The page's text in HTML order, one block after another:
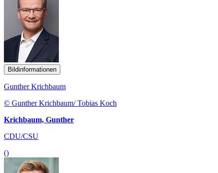
Bildinformationen
Gunther Krichbaum
© Gunther Krichbaum/ Tobias Koch
Krichbaum, Gunther
CDU/CSU
()